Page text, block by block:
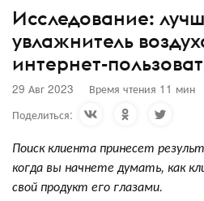
Исследование:
увлажнитель
интернет-
29 Авг 2023 Время чтения 11 мин
Поделиться:
Поиск клиента принесет
когда вы начнете думать, как
свой продукт его глазами.